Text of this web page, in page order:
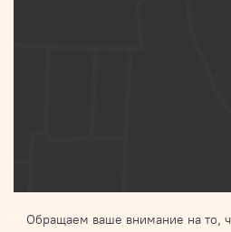
Обращаем ваше внимание на то,